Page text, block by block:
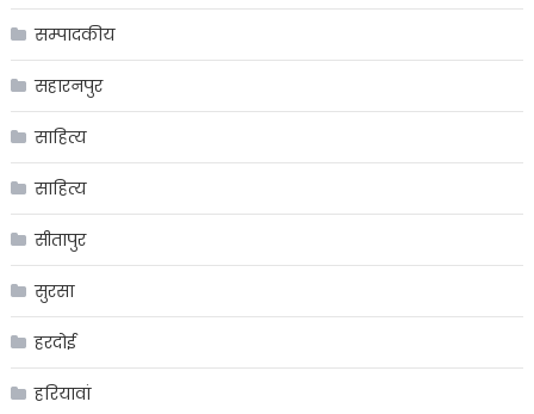
सम्पादकीय
सहारनपुर
साहित्य
साहित्य
सीतापुर
सुरसा
हरदोई
हरियावां